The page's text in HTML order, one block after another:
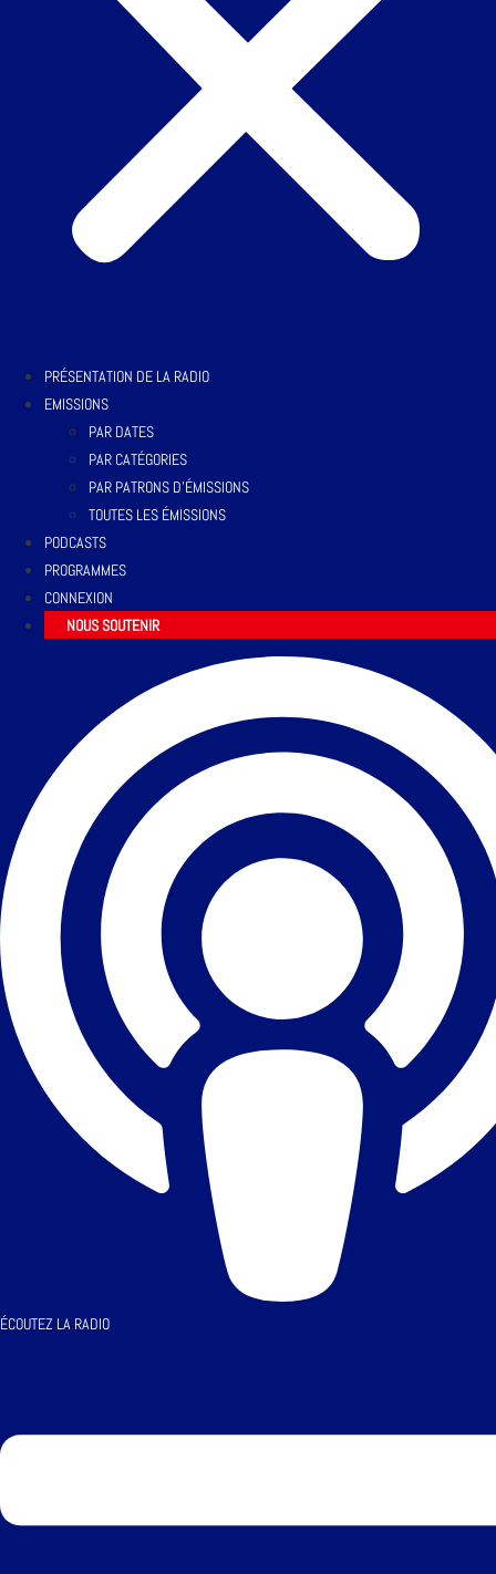
PRÉSENTATION DE LA RADIO
EMISSIONS
PAR DATES
PAR CATÉGORIES
PAR PATRONS D’ÉMISSIONS
TOUTES LES ÉMISSIONS
PODCASTS
PROGRAMMES
CONNEXION
NOUS SOUTENIR
ÉCOUTEZ LA RADIO